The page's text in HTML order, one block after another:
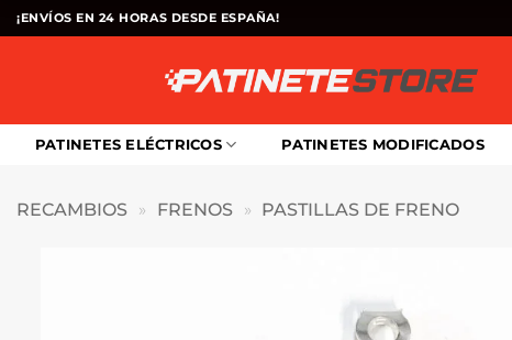
Saltar
al
¡ENVÍOS EN 24 HORAS DESDE ESPAÑA!
PATINETES ELÉCTRICOS PATINETES MODIFICADOS
RECAMBIOS » FRENOS » PASTILLAS DE FRENO